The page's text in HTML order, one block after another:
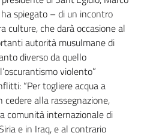
spiegato – di un incontro
culture, che darà occasione al
autorità musulmane di
diverso da quello
violento”
“Per togliere acqua a
alla rassegnazione,
comunità internazionale di
e in Iraq, e al contrario